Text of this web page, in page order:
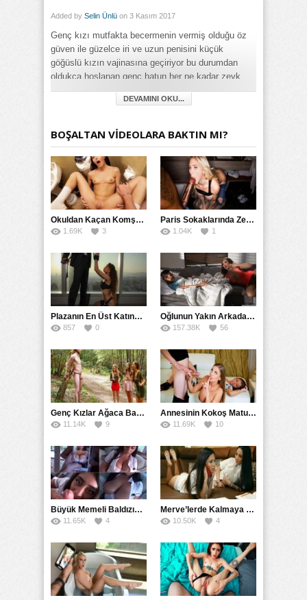
Added by Selin Ünlü on 3 Kasım 2017
Genç kızı mutfakta becermenin vermiş olduğu öz
güven ile güzelce iri ve uzun penisini küçük
göğüslü kızın vajinasına geçiriyor bu durumdan
oldukça hoşlanan genç hatun her ne kadar zevk
alsa da bir yandan acı çekmenin vermiş olduğu
rahatsızlıktan dolayı surat ifadesi değişiyor bakalım
dolayı pişmanlık belirtisi gösterecek mi…
Category:
18+ Yaş,Fantezi,Full HD, Genç Sert Yabancı
DEVAMINI OKU...
BOŞALTAN VİDEOLARA BAKTIN MI?
Okuldan Kaçan Komşu Kızını Bakire Sanıp Götten Sikti
1.69K 3
Paris Sokaklarında Zenci Yarağını Gırtlağına Kadar İndirdi
1.04K 1
Plazanın En Üst Katında Üst Seviye Köle Fantezisi Sikişi
857 0
Oğlunun Yakın Arkadaşına Yorgan Altından Sulanan Milf
157.38K 56
Genç Kızlar Ağaca Bağlayarak Tecavüz Etmek İstediler
11.14K 9
Annesinin Kokoş Mature Arkadaşı Tarafından Saksoya Uğradı
11.69K 10
Büyük Memeli Baldızının Takipçilerinin Çoğalması İçin Yardım Etti
11.65K 4
Merve’lerde Kalmaya Gelen Liseli Kız Fanteziyi Dibine Verdirdi
10.50K 4